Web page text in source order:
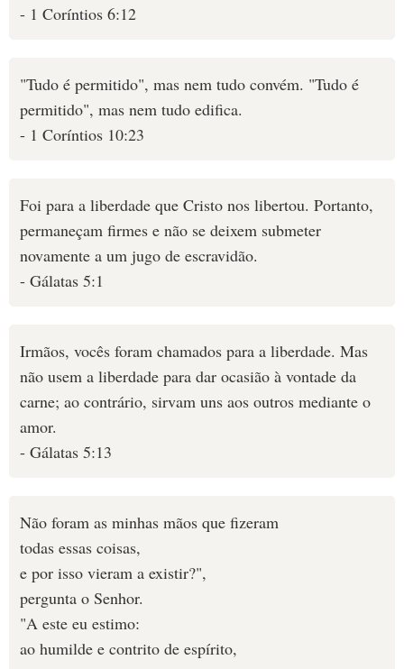
- 1 Coríntios 6:12
"Tudo é permitido", mas nem tudo convém. "Tudo é
permitido", mas nem tudo edifica.
- 1 Coríntios 10:23
Foi para a liberdade que Cristo nos libertou. Portanto,
permaneçam firmes e não se deixem submeter
novamente a um jugo de escravidão.
- Gálatas 5:1
Irmãos, vocês foram chamados para a liberdade. Mas
não usem a liberdade para dar ocasião à vontade da
carne; ao contrário, sirvam uns aos outros mediante o
amor.
- Gálatas 5:13
Não foram as minhas mãos que fizeram
todas essas coisas,
e por isso vieram a existir?",
pergunta o Senhor.
"A este eu estimo:
ao humilde e contrito de espírito,